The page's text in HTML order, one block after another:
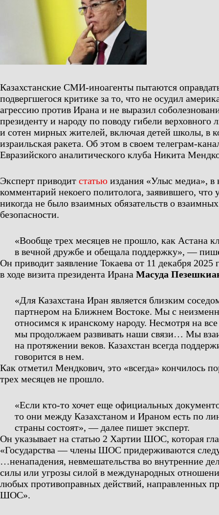
Казахстанские СМИ-иноагенты пытаются
подвергшегося критике за то, что не осудил
агрессию против Ирана и не выразил
президенту и народу по поводу гибели верховного
и сотен мирных жителей, включая детей школы, в
израильская ракета. Об этом в своем телеграм-
Евразийского аналитического клуба Никита
Эксперт приводит статью издания «Улыс медиа», в
комментарий некоего политолога, заявившего, что
никогда не было взаимных обязательств о
безопасности.
«Вообще трех месяцев не прошло, как Астана
в вечной дружбе и обещала поддержку», —
Он приводит заявление Токаева от 11 декабря 2025
в ходе визита президента Ирана Масуда
«Для Казахстана Иран является близким
партнером на Ближнем Востоке. Мы с
относимся к иранскому народу. Несмотря на
мы продолжаем развивать наши связи… Мы
на протяжении веков. Казахстан всегда
говорится в нем.
Как отметил Мендкович, это «всегда» кончилось
трех месяцев не прошло.
«Если кто-то хочет еще официальных
то они между Казахстаном и Ираном есть по
страны состоят», — далее пишет эксперт.
Он указывает на статью 2 Хартии ШОС, которая
«Государства — члены ШОС придерживаются
…ненападения, невмешательства во внутренние
силы или угрозы силой в международных
любых противоправных действий, направленных
ШОС».